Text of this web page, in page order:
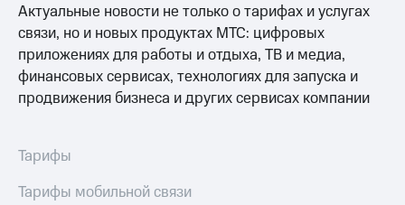
Актуальные новости не только о тарифах и услугах
связи, но и новых продуктах МТС: цифровых
приложениях для работы и отдыха, ТВ и медиа,
финансовых сервисах, технологиях для запуска и
продвижения бизнеса и других сервисах компании
Тарифы
Тарифы мобильной связи